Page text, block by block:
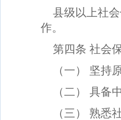
县级以上社
作。
第四条 社会
（一） 坚持
（二） 具备
（三） 熟悉